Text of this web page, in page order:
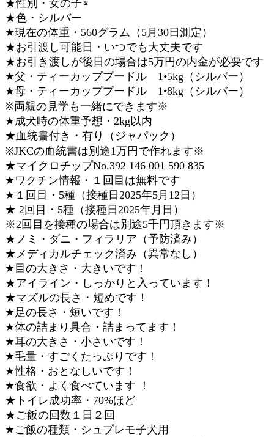
★性別・女の子♀
★色・シルバー
★現在の体重・560グラム（5月30日測定）
★お引渡し可能日・いつでも大丈夫です
★お引き渡しが後日の場合は5万円の内金が必要です
★父・ティーカッププードル 1•5kg（シルバー）
★母・ティーカッププードル 1•8kg（シルバー）
※両親の見学も一緒にできます※
★成犬時の体重予想・2kg以内
★血統書付き・有り（ジャパック）
※JKCの血統書は別途1万円で作れます※
★マイクロチップNo.392 146 001 590 835
★ワクチン情報・１回目は無料です
★１回目・5種（接種日2025年5月12日）
★ 2回目・5種（接種日2025年月日）
※2回目を接種の場合は別途5千円頂きます※
★ノミ・ダニ・フィラリア（予防済み）
★メディカルチェック済み（異常なし）
★目の大きさ・大きいです！
★アイライン・しっかりと入っています！
★マズルの長さ・短めです！
★足の長さ・短いです！
★体の詰まり具合・詰まってます！
★耳の大きさ・小さいです！
★毛量・すごくたっぷりです！
★性格・おとなしいです！
★食欲・よく食べています ！
★トイレ成功率・70%ほど
★ご飯の回数１日２回
★ご飯の種類・シュプレモ子犬用